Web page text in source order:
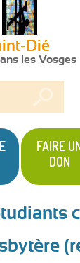
Dié
les Vosges
FAIRE
DON